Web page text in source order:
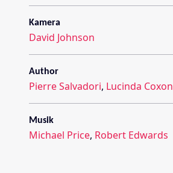
Kamera
David Johnson
Author
Pierre Salvadori, Lucinda Coxon
Musik
Michael Price, Robert Edwards